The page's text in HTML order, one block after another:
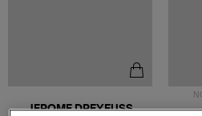
JEROME DREYFUSS